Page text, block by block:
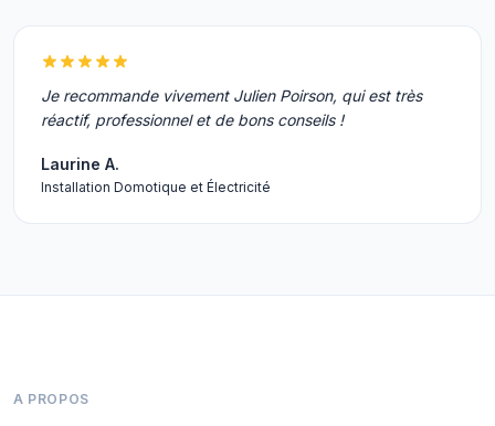
Je recommande vivement Julien Poirson, qui est très
réactif, professionnel et de bons conseils !
Laurine A.
Installation Domotique et Électricité
A PROPOS